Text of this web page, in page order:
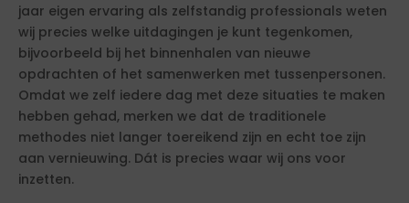
jaar eigen ervaring als zelfstandig professionals weten
wij precies welke uitdagingen je kunt tegenkomen,
bijvoorbeeld bij het binnenhalen van nieuwe
opdrachten of het samenwerken met tussenpersonen.
Omdat we zelf iedere dag met deze situaties te maken
hebben gehad, merken we dat de traditionele
methodes niet langer toereikend zijn en echt toe zijn
aan vernieuwing. Dát is precies waar wij ons voor
inzetten.